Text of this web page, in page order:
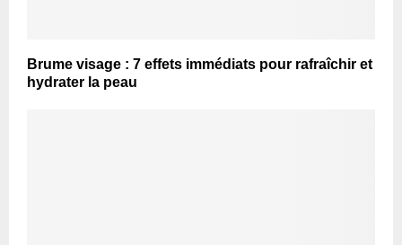
Brume visage : 7 effets immédiats pour rafraîchir et
hydrater la peau